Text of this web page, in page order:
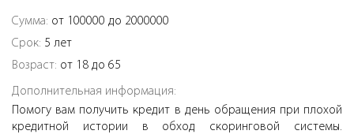
Сумма: от 100000 до 2000000
Срок: 5 лет
Возраст: от 18 до 65
Дополнительная информация:
Помогу вам получить кредит в день обращения при плохой
кредитной истории в обход скоринговой системы.